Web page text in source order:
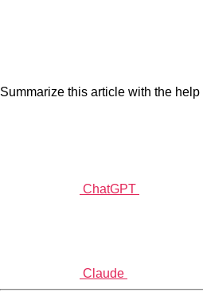
Summarize this article with the help
ChatGPT
Claude